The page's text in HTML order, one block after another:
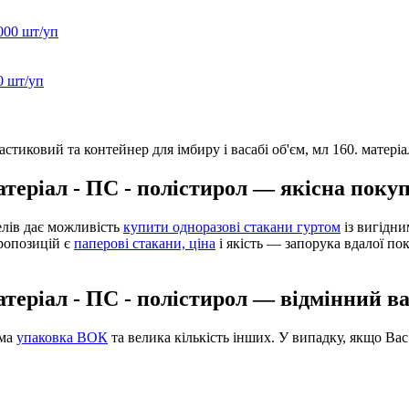
шт/уп
- ПС - полістирол — якісна
дає можливість купити одноразові стакани гуртом із
є паперові стакани, ціна і якість — запорука вдалої
- ПС - полістирол — відмінний
упаковка ВОК та велика кількість інших. У випадку, якщо